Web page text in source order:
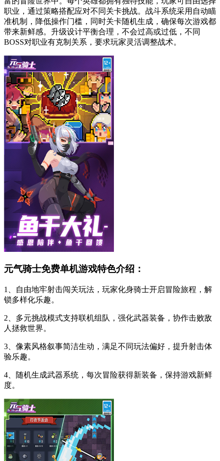
职业，通过策略搭配应对不同关卡挑战。战斗系统采用自动瞄
准机制，降低操作门槛，同时关卡随机生成，确保每次游戏都
带来新鲜感。升级设计平衡合理，不会过高或过低，不同
BOSS对职业有克制关系，要求玩家灵活调整战术。
元气骑士免费单机游戏特色介绍：
1、自由地牢射击闯关玩法，玩家化身骑士开启冒险旅程，解
锁多样化乐趣。
2、多元挑战模式支持联机组队，强化武器装备，协作击败敌
人拯救世界。
3、像素风格叙事简洁生动，满足不同玩法偏好，提升射击体
验乐趣。
4、随机生成武器系统，每次冒险获得新装备，保持游戏新鲜
度。